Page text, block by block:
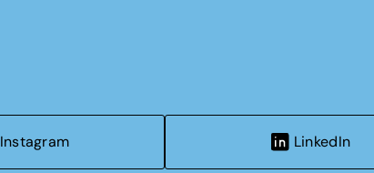
Instagram LinkedIn